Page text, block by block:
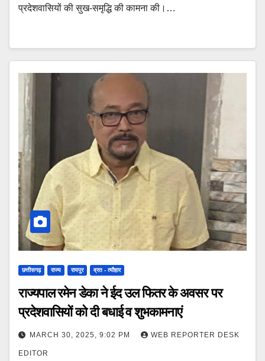
प्रदेशवासियों की सुख-समृद्धि की कामना की।…
छत्तीसगढ़ राज्य रायपुर व्रत - त्यौहार
राज्यपाल रमेन डेका ने ईद उल फितर के अवसर पर
प्रदेशवासियों को दी बधाई व शुभकामनाएं
MARCH 30, 2025, 9:02 PM WEB REPORTER DESK
EDITOR